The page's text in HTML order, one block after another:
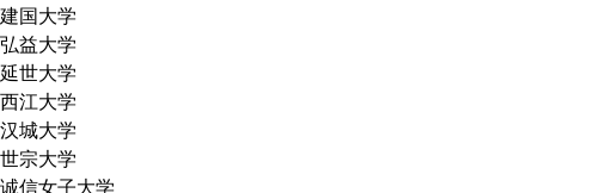
建国大学
弘益大学
延世大学
西江大学
汉城大学
世宗大学
诚信女子大学